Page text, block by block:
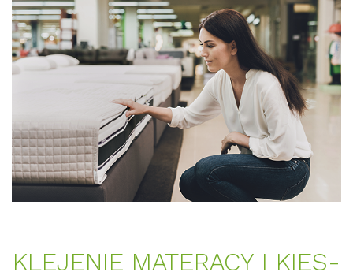
KLE­JE­NIE MA­TER­A­CY I KIES­